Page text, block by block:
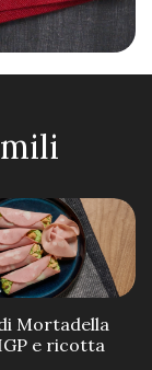
Mortadella
e ricotta